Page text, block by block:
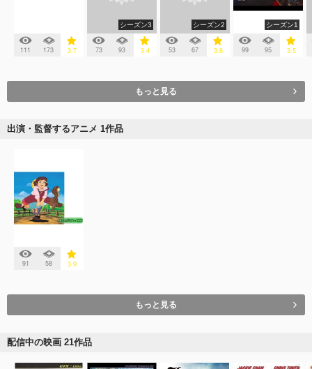
111 173 3.7
シーズン3
73 93 3.4
シーズン2
53 67 3.6
シーズン1
99 95 3.5
もっと見る
出演・監督するアニメ 1作品
91 58 3.9
もっと見る
配信中の映画 21作品